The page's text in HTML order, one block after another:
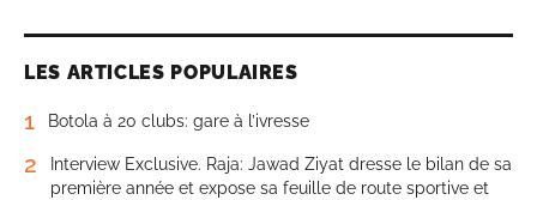
LES ARTICLES POPULAIRES
1 Botola à 20 clubs: gare à l’ivresse
2
Interview Exclusive. Raja: Jawad Ziyat dresse le bilan de sa
première année et expose sa feuille de route sportive et